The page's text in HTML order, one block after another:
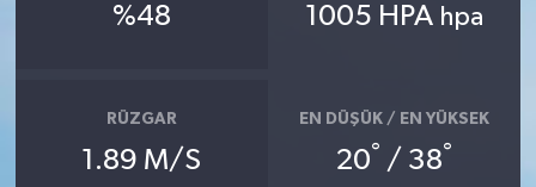
%48 1005 HPA hpa
RÜZGAR
1.89 M/S
EN DÜŞÜK / EN YÜKSEK
20° / 38°